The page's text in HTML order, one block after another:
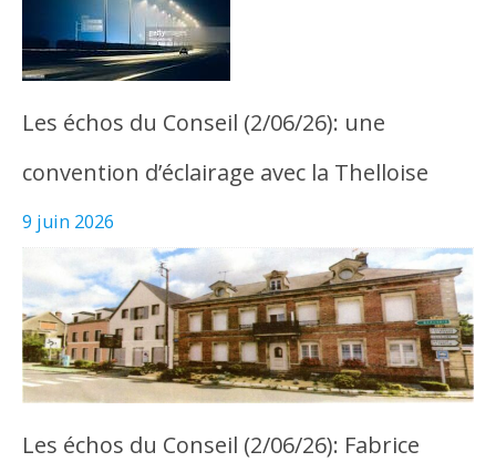
Les échos du Conseil (2/06/26): une
convention d’éclairage avec la Thelloise
9 juin 2026
Les échos du Conseil (2/06/26): Fabrice